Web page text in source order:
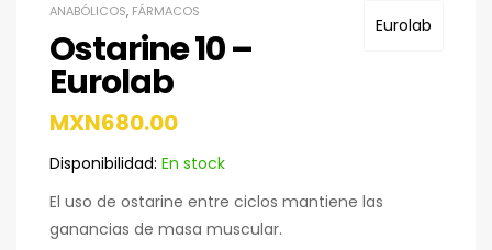
Eurolab
ANABÓLICOS, FÁRMACOS
Ostarine 10 –
Eurolab
MXN680.00
Disponibilidad: En stock
El uso de ostarine entre ciclos mantiene las
ganancias de masa muscular.